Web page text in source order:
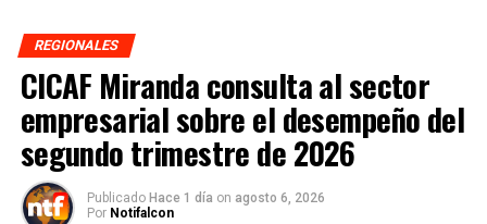
REGIONALES
CICAF Miranda consulta al sector
empresarial sobre el desempeño del
segundo trimestre de 2026
Publicado Hace 1 día on agosto 6, 2026
Por Notifalcon